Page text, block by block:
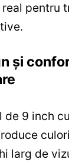
pentru
și
de 9 inch
larg de